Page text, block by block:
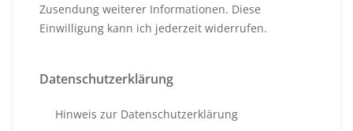
Zusendung weiterer Informationen. Diese
Einwilligung kann ich jederzeit widerrufen.
Datenschutzerklärung
Hinweis zur Datenschutzerklärung